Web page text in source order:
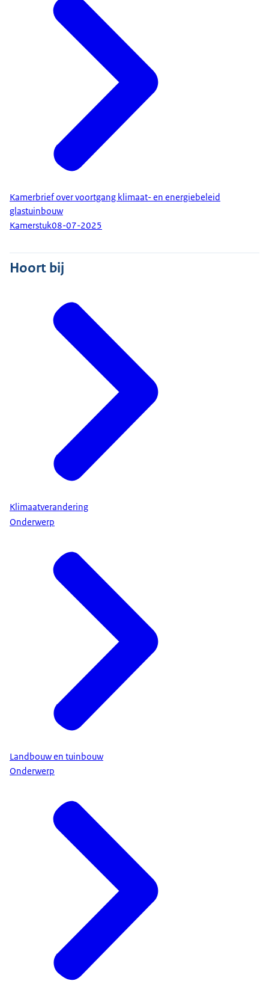
Kamerbrief over voortgang klimaat- en energiebeleid
glastuinbouw
Kamerstuk08-07-2025
Hoort bij
Klimaatverandering
Onderwerp
Landbouw en tuinbouw
Onderwerp